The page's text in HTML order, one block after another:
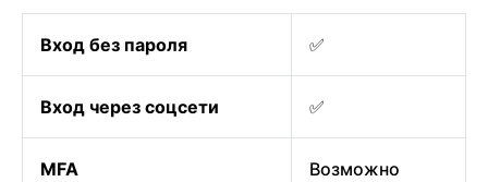
Вход без пароля ✅
Вход через соцсети ✅
MFA Возможно